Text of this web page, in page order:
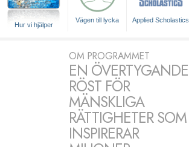
Hur vi hjälper
Vägen till lycka Applied Scholastics
OM PROGRAMMET
EN ÖVERTYGANDE
RÖST FÖR
MÄNSKLIGA
RÄTTIGHETER SOM
INSPIRERAR